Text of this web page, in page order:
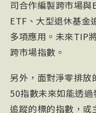
司合作編製跨市場與
ETF、大型退休基金
多項應用。未來TIP
跨市場指數。
另外，面對淨零排放
50指數未來如能透
追蹤的標的指數，